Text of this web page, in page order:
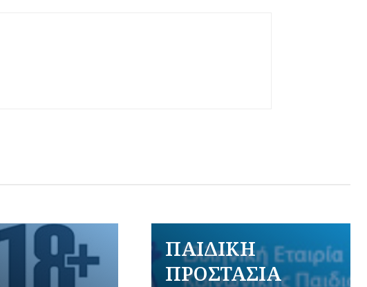
ΠΑΙΔΙΚΗ
ΠΡΟΣΤΑΣΙΑ